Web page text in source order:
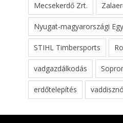
Mecsekerdő Zrt.
Nyugat-magyarországi
STIHL Timbersports
vadgazdálkodás
erdőtelepítés vaddisznó